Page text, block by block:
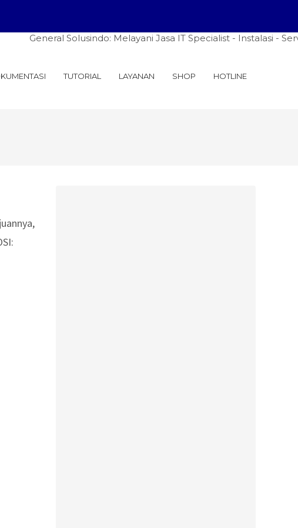
Solusindo: Melayani Jasa IT Specialist - Instalasi - Server
TUTORIAL LAYANAN SHOP HOTLINE